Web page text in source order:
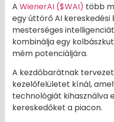
A WienerAI ($WAI) több
egy úttörő AI kereskedési
mesterséges
kombinálja egy
mém potenciáljára.
A kezdőbarátnak
kezelőfelületet kínál,
technológiát kihasználva
kereskedőket a piacon.